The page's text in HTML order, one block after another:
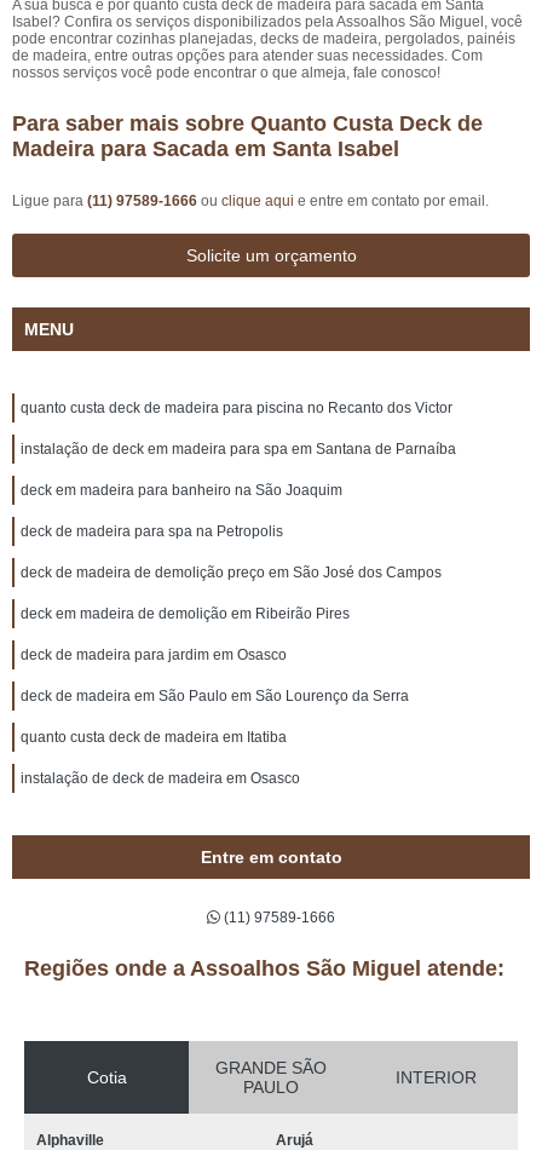
A sua busca é por quanto custa deck de madeira para sacada em Santa
Isabel? Confira os serviços disponibilizados pela Assoalhos São Miguel, você
pode encontrar cozinhas planejadas, decks de madeira, pergolados, painéis
de madeira, entre outras opções para atender suas necessidades. Com
nossos serviços você pode encontrar o que almeja, fale conosco!
Para saber mais sobre Quanto Custa Deck de
Madeira para Sacada em Santa Isabel
Ligue para (11) 97589-1666 ou clique aqui e entre em contato por email.
Solicite um orçamento
MENU
quanto custa deck de madeira para piscina no Recanto dos Victor
instalação de deck em madeira para spa em Santana de Parnaíba
deck em madeira para banheiro na São Joaquim
deck de madeira para spa na Petropolis
deck de madeira de demolição preço em São José dos Campos
deck em madeira de demolição em Ribeirão Pires
deck de madeira para jardim em Osasco
deck de madeira em São Paulo em São Lourenço da Serra
quanto custa deck de madeira em Itatiba
instalação de deck de madeira em Osasco
Entre em contato
(11) 97589-1666
Regiões onde a Assoalhos São Miguel atende:
Cotia
GRANDE SÃO
PAULO
INTERIOR
Alphaville Arujá